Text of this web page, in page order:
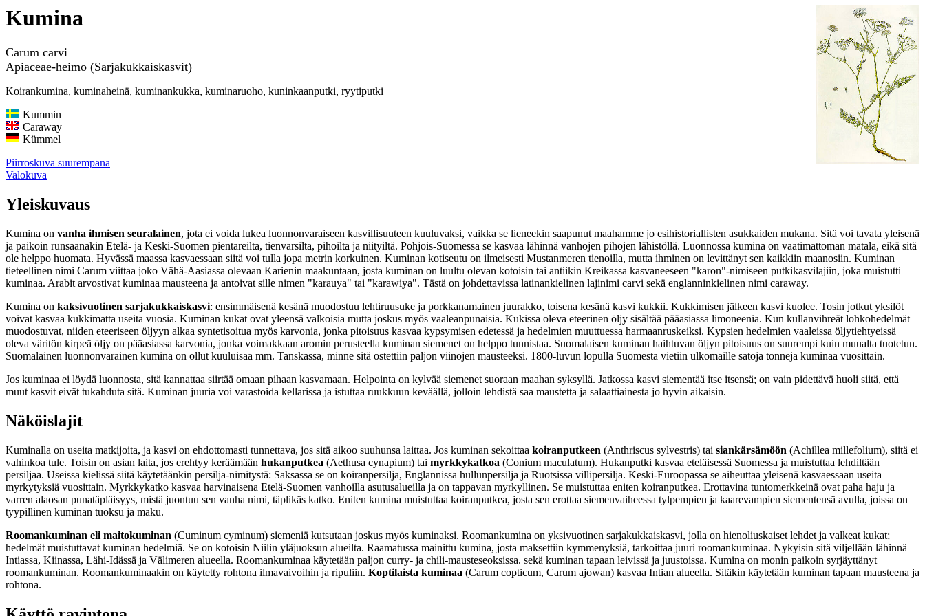
Kumina
Carum carvi
Apiaceae-heimo (Sarjakukkaiskasvit)
Koirankumina, kuminaheinä, kuminankukka, kuminaruoho, kuninkaanputki, ryytiputki
Kummin
Caraway
Kümmel
Piirroskuva suurempana
Valokuva
Yleiskuvaus
Kumina on vanha ihmisen seuralainen, jota ei voida lukea luonnonvaraiseen kasvillisuuteen kuuluvaksi, vaikka se lieneekin saapunut maahamme jo esihistoriallisten asukkaiden mukana. Sitä voi tavata yleisenä
ja paikoin runsaanakin Etelä- ja Keski-Suomen pientareilta, tienvarsilta, pihoilta ja niityiltä. Pohjois-Suomessa se kasvaa lähinnä vanhojen pihojen lähistöllä. Luonnossa kumina on vaatimattoman matala, eikä sitä
ole helppo huomata. Hyvässä maassa kasvaessaan siitä voi tulla jopa metrin korkuinen. Kuminan kotiseutu on ilmeisesti Mustanmeren tienoilla, mutta ihminen on levittänyt sen kaikkiin maanosiin. Kuminan
tieteellinen nimi Carum viittaa joko Vähä-Aasiassa olevaan Karienin maakuntaan, josta kuminan on luultu olevan kotoisin tai antiikin Kreikassa kasvaneeseen "karon"-nimiseen putkikasvilajiin, joka muistutti
kuminaa. Arabit arvostivat kuminaa mausteena ja antoivat sille nimen "karauya" tai "karawiya". Tästä on johdettavissa latinankielinen lajinimi carvi sekä englanninkielinen nimi caraway.
Kumina on kaksivuotinen sarjakukkaiskasvi: ensimmäisenä kesänä muodostuu lehtiruusuke ja porkkanamainen juurakko, toisena kesänä kasvi kukkii. Kukkimisen jälkeen kasvi kuolee. Tosin jotkut yksilöt
voivat kasvaa kukkimatta useita vuosia. Kuminan kukat ovat yleensä valkoisia mutta joskus myös vaaleanpunaisia. Kukissa oleva eteerinen öljy sisältää pääasiassa limoneenia. Kun kullanvihreät lohkohedelmät
muodostuvat, niiden eteeriseen öljyyn alkaa syntetisoitua myös karvonia, jonka pitoisuus kasvaa kypsymisen edetessä ja hedelmien muuttuessa harmaanruskeiksi. Kypsien hedelmien vaaleissa öljytiehtyeissä
oleva väritön kirpeä öljy on pääasiassa karvonia, jonka voimakkaan aromin perusteella kuminan siemenet on helppo tunnistaa. Suomalaisen kuminan haihtuvan öljyn pitoisuus on suurempi kuin muualta tuotetun.
Suomalainen luonnonvarainen kumina on ollut kuuluisaa mm. Tanskassa, minne sitä ostettiin paljon viinojen mausteeksi. 1800-luvun lopulla Suomesta vietiin ulkomaille satoja tonneja kuminaa vuosittain.
Jos kuminaa ei löydä luonnosta, sitä kannattaa siirtää omaan pihaan kasvamaan. Helpointa on kylvää siemenet suoraan maahan syksyllä. Jatkossa kasvi siementää itse itsensä; on vain pidettävä huoli siitä, että
muut kasvit eivät tukahduta sitä. Kuminan juuria voi varastoida kellarissa ja istuttaa ruukkuun keväällä, jolloin lehdistä saa maustetta ja salaattiainesta jo hyvin aikaisin.
Näköislajit
Kuminalla on useita matkijoita, ja kasvi on ehdottomasti tunnettava, jos sitä aikoo suuhunsa laittaa. Jos kuminan sekoittaa koiranputkeen (Anthriscus sylvestris) tai siankärsämöön (Achillea millefolium), siitä ei
vahinkoa tule. Toisin on asian laita, jos erehtyy keräämään hukanputkea (Aethusa cynapium) tai myrkkykatkoa (Conium maculatum). Hukanputki kasvaa eteläisessä Suomessa ja muistuttaa lehdiltään
persiljaa. Useissa kielissä siitä käytetäänkin persilja-nimitystä: Saksassa se on koiranpersilja, Englannissa hullunpersilja ja Ruotsissa villipersilja. Keski-Euroopassa se aiheuttaa yleisenä kasvaessaan useita
myrkytyksiä vuosittain. Myrkkykatko kasvaa harvinaisena Etelä-Suomen vanhoilla asutusalueilla ja on tappavan myrkyllinen. Se muistuttaa eniten koiranputkea. Erottavina tuntomerkkeinä ovat paha haju ja
varren alaosan punatäpläisyys, mistä juontuu sen vanha nimi, täplikäs katko. Eniten kumina muistuttaa koiranputkea, josta sen erottaa siemenvaiheessa tylpempien ja kaarevampien siementensä avulla, joissa on
tyypillinen kuminan tuoksu ja maku.
Roomankuminan eli maitokuminan (Cuminum cyminum) siemeniä kutsutaan joskus myös kuminaksi. Roomankumina on yksivuotinen sarjakukkaiskasvi, jolla on hienoliuskaiset lehdet ja valkeat kukat;
hedelmät muistuttavat kuminan hedelmiä. Se on kotoisin Niilin yläjuoksun alueilta. Raamatussa mainittu kumina, josta maksettiin kymmenyksiä, tarkoittaa juuri roomankuminaa. Nykyisin sitä viljellään lähinnä
Intiassa, Kiinassa, Lähi-Idässä ja Välimeren alueella. Roomankuminaa käytetään paljon curry- ja chili-mausteseoksissa. sekä kuminan tapaan leivissä ja juustoissa. Kumina on monin paikoin syrjäyttänyt
roomankuminan. Roomankuminaakin on käytetty rohtona ilmavaivoihin ja ripuliin. Koptilaista kuminaa (Carum copticum, Carum ajowan) kasvaa Intian alueella. Sitäkin käytetään kuminan tapaan mausteena ja
rohtona.